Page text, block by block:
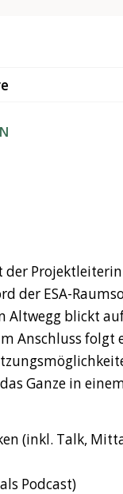
Projektleiterin
der ESA-
Altwegg blickt
Anschluss folgt
Ganze in
(inkl. Talk,
Podcast)